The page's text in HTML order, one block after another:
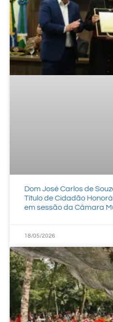
Dom José Carlos de
Título de Cidadão
em sessão da Câmara
18/05/2026